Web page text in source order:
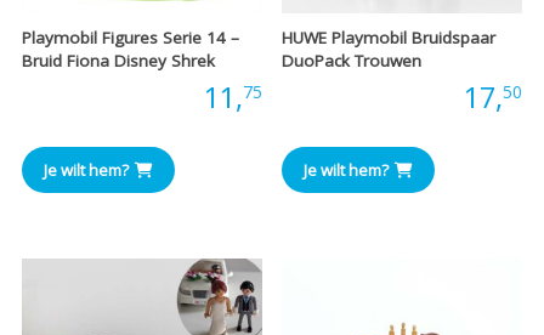
Playmobil Figures Serie 14 –
Bruid Fiona Disney Shrek
11,75
Je wilt hem?
HUWE Playmobil Bruidspaar
DuoPack Trouwen
17,50
Je wilt hem?